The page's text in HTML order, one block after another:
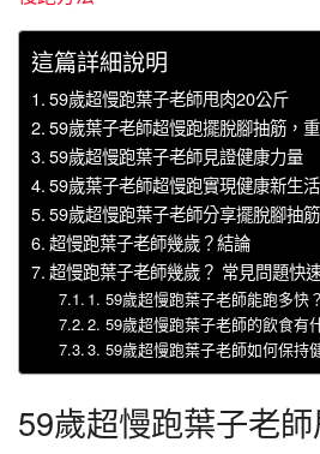
這篇詳細說明
59歲超慢跑葉子老師甩肉20公斤
59歲葉子老師超慢跑擺脫腳抽筋，
59歲超慢跑葉子老師見證健康力量
59歲葉子老師超慢跑實現健康新生活
59歲超慢跑葉子老師分享擺脫腳抽
超慢跑葉子老師幾歲？結論
超慢跑葉子老師幾歲？ 常見問題快
1. 59歲超慢跑葉子老師能跑多快？
2. 59歲超慢跑葉子老師的飲食有
3. 59歲超慢跑葉子老師如何保持
59歲超慢跑葉子老